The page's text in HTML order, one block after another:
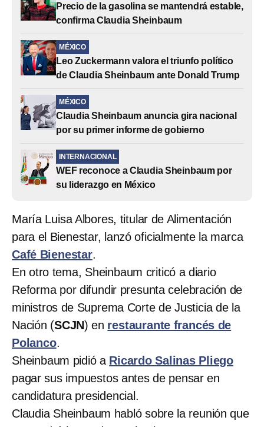
Precio de la gasolina se mantendrá estable,
confirma Claudia Sheinbaum
MÉXICO
Leo Zuckermann valora el triunfo político
de Claudia Sheinbaum ante Donald Trump
MÉXICO
Claudia Sheinbaum anuncia gira nacional
por su primer informe de gobierno
INTERNACIONAL
WEF reconoce a Claudia Sheinbaum por
su liderazgo en México
María Luisa Albores, titular de Alimentación
para el Bienestar, lanzó oficialmente la marca
Café Bienestar.
En otro tema, Sheinbaum criticó a diario
Reforma por difundir presunta celebración de
ministros de Suprema Corte de Justicia de la
Nación (SCJN) en restaurante francés de
Polanco.
Sheinbaum pidió a Ricardo Salinas Pliego
pagar sus impuestos antes de pensar en
candidatura presidencial.
Claudia Sheinbaum habló sobre la reunión que